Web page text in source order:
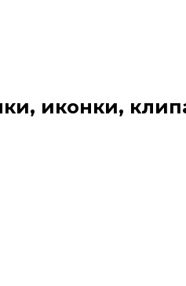
иконки,